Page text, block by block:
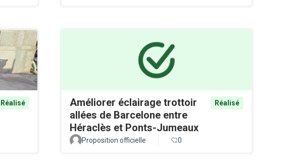
Réalisé
Améliorer éclairage trottoir
allées de Barcelone entre
Héraclès et Ponts-Jumeaux
Réalisé
Proposition officielle 0